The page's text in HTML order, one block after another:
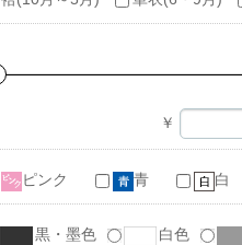
￥
ピンク 青 白
黒・墨色 白色